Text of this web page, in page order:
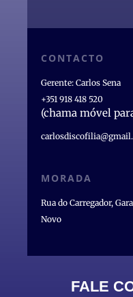
CONTACTO
Gerente: Carlos Sena
+351 918 418 520
(chama móvel
MORADA
Rua do Carregador,
Novo
FALE